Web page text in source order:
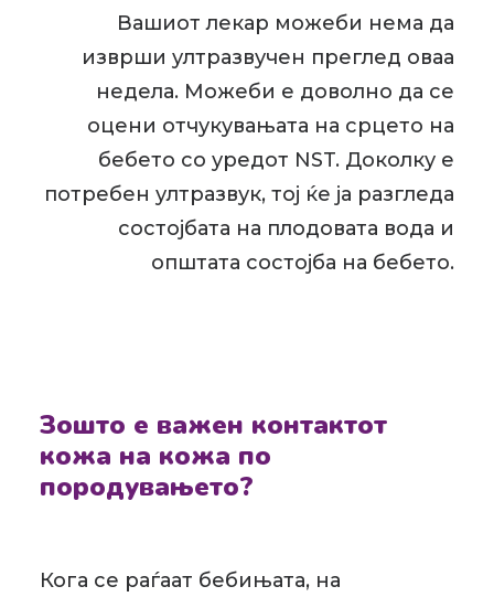
Вашиот лекар можеби нема да
изврши ултразвучен преглед оваа
недела. Можеби е доволно да се
оцени отчукувањата на срцето на
бебето со уредот NST. Доколку е
потребен ултразвук, тој ќе ја разгледа
состојбата на плодовата вода и
општата состојба на бебето.
Зошто е важен контактот
кожа на кожа по
породувањето?
Кога се раѓаат бебињата, на